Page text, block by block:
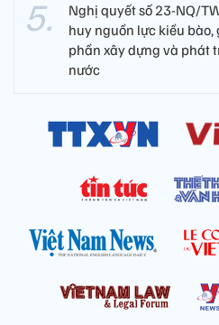
Nghị quyết số 23-NQ/
huy nguồn lực kiều bào,
phần xây dựng và phát
nước